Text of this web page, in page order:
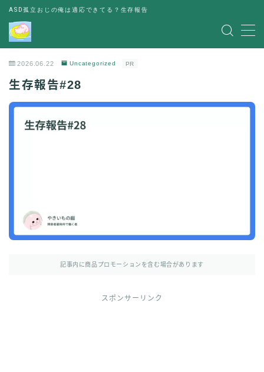
ASD孤立おじの俺は適応できてる？生存報告
MENU
レビュー
お金の悩み
出会い
パーティー
2026.06.22 Uncategorized PR
生存報告#28
記事内に商品プロモーションを含む場合があります
スポンサーリンク